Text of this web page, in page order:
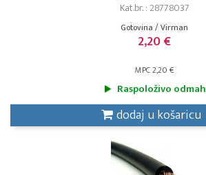
Kat.br. : 28778037
Gotovina / Virman
2,20 €
MPC 2,20 €
Raspoloživo odmah
dodaj u košaricu